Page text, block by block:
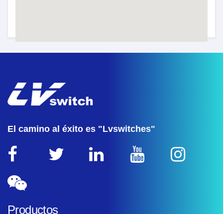
El camino al éxito es "Lvswitches"
Productos